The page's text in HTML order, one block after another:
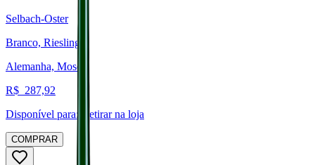
Selbach-Oster
Branco, Riesling
Alemanha, Mosel
R$ 287,92
Disponível para:
Retirar na loja
COMPRAR